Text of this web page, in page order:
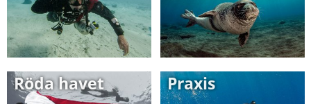
Röda havet Praxis